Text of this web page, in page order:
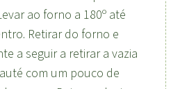
ao forno a 180º até
Retirar do forno e
a seguir a retirar a vazia
com um pouco de